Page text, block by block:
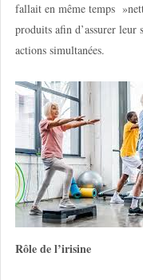
fallait en même temps
produits afin d’assurer leur
actions simultanées.
Rôle de l’irisine